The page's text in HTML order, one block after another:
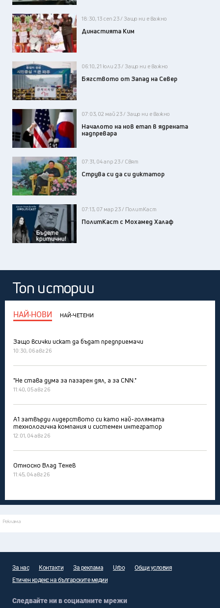
18:30, 13 сеп 23 / Защо ни е важно
Династията Ким
06:10, 21 юли 23 / Защо ни е важно
Бягството от Запад на Север
07:03, 02 май 23 / Защо ни е важно
Началото на нов етап в ядрената
надпревара
07:31, 04 апр 23 / Свят
Струва си да си диктатор
07:13, 07 мар 23 / ПолитКаст
ПолитКаст с Мохамед Халaф
Топ истории
НАЙ-НОВИ НАЙ-ЧЕТЕНИ
Защо всички искат да бъдат предприемачи
10:30, 06 авг 26
"Не става дума за пазарен дял, а за CNN."
11:40, 05 авг 26
А1 затвърди лидерството си като най-голямата
технологична компания и системен интегратор
12:01, 04 авг 26
Относно Влад Тенев
11:45, 04 авг 26
Реклама
За нас Контакти За реклама Urbo
Общи условия
Етичен кодекс на българските медии
Следвайте ни в социалните мрежи